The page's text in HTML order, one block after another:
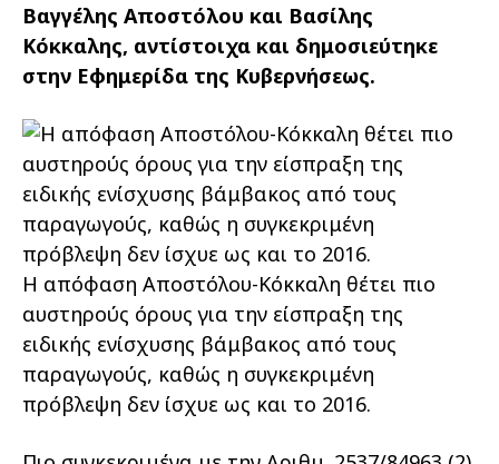
Βαγγέλης Αποστόλου και Βασίλης
Κόκκαλης, αντίστοιχα και δημοσιεύτηκε
στην Εφημερίδα της Κυβερνήσεως.
Η απόφαση Αποστόλου-Κόκκαλη θέτει πιο
αυστηρούς όρους για την είσπραξη της
ειδικής ενίσχυσης βάμβακος από τους
παραγωγούς, καθώς η συγκεκριμένη
πρόβλεψη δεν ίσχυε ως και το 2016.